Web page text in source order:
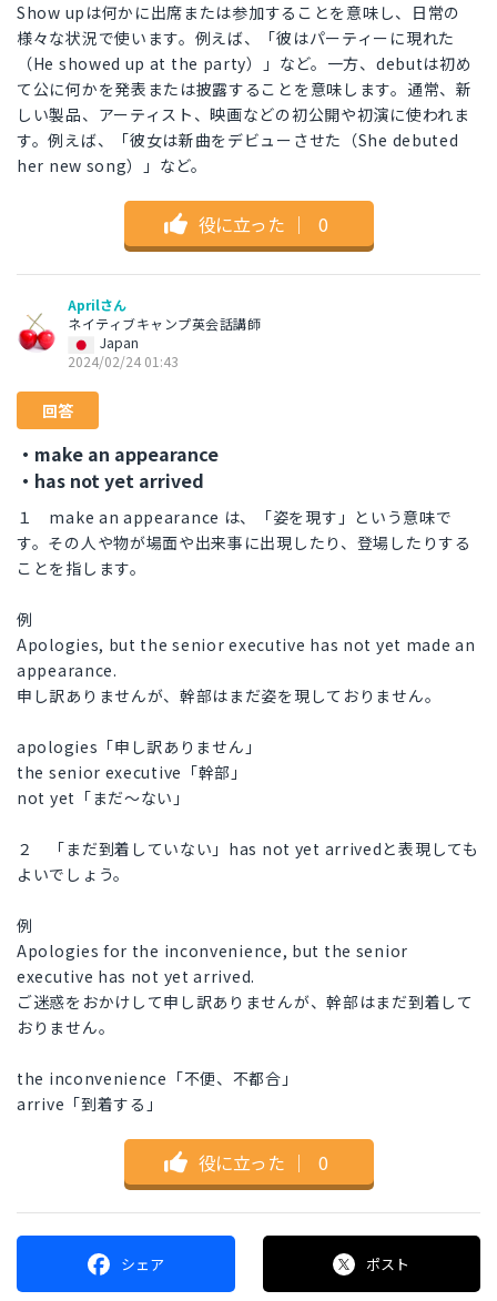
Show upは何かに出席または参加することを意味し、日常の
様々な状況で使います。例えば、「彼はパーティーに現れた
（He showed up at the party）」など。一方、debutは初め
て公に何かを発表または披露することを意味します。通常、新
しい製品、アーティスト、映画などの初公開や初演に使われま
す。例えば、「彼女は新曲をデビューさせた（She debuted
her new song）」など。
役に立った ｜ 0
Aprilさん
ネイティブキャンプ英会話講師
Japan
2024/02/24 01:43
回答
・make an appearance
・has not yet arrived
１ make an appearance は、「姿を現す」という意味で
す。その人や物が場面や出来事に出現したり、登場したりする
ことを指します。
例
Apologies, but the senior executive has not yet made an
appearance.
申し訳ありませんが、幹部はまだ姿を現しておりません。
apologies「申し訳ありません」
the senior executive「幹部」
not yet「まだ～ない」
２ 「まだ到着していない」has not yet arrivedと表現しても
よいでしょう。
例
Apologies for the inconvenience, but the senior
executive has not yet arrived.
ご迷惑をおかけして申し訳ありませんが、幹部はまだ到着して
おりません。
the inconvenience「不便、不都合」
arrive「到着する」
役に立った ｜ 0
シェア ポスト